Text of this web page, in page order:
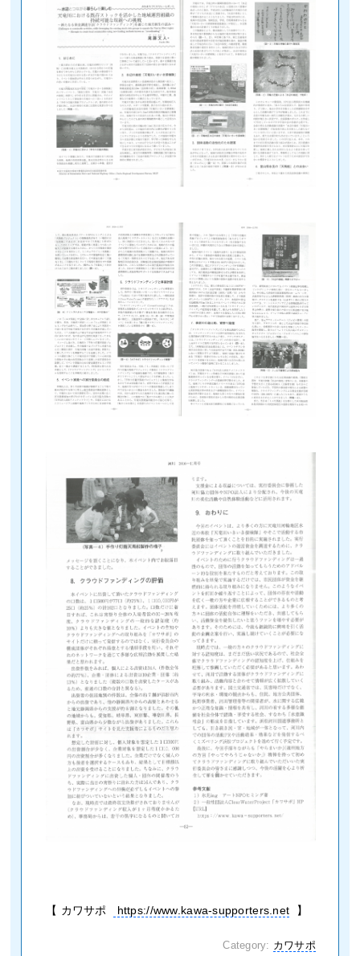
【 カワサポ https://www.kawa-supporters.net 】
Category: カワサポ